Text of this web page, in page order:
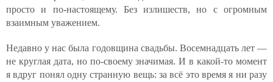
просто и по-настоящему. Без излишеств, но с огромным
взаимным уважением.
Недавно у нас была годовщина свадьбы. Восемнадцать лет —
не круглая дата, но по-своему значимая. И в какой-то момент
я вдруг понял одну странную вещь: за всё это время я ни разу